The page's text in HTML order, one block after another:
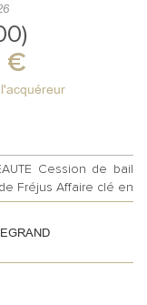
€
l'acquéreur
Cession de bail
Fréjus Affaire clé en